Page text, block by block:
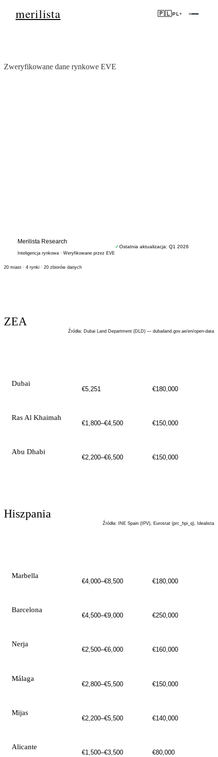
merilista 🇵🇱PL ▾
Zweryfikowane dane rynkowe EVE
Merilista Research
Inteligencja rynkowa · Weryfikowane przez EVE
✓Ostatnia aktualizacja: Q1 2026
20 miast · 4 rynki · 20 zbiorów danych
ZEA
Źródła: Dubai Land Department (DLD) — dubailand.gov.ae/en/open-data
Dubai
€5,251 €180,000
Ras Al Khaimah
€1,800–€4,500 €150,000
Abu Dhabi
€2,200–€6,500 €150,000
Hiszpania
Źródła: INE Spain (IPV), Eurostat (prc_hpi_q), Idealista
Marbella
€4,000–€8,500 €180,000
Barcelona
€4,500–€9,000 €250,000
Nerja
€2,500–€6,000 €160,000
Málaga
€2,800–€5,500 €150,000
Mijas
€2,200–€5,500 €140,000
Alicante
€1,500–€3,500 €80,000